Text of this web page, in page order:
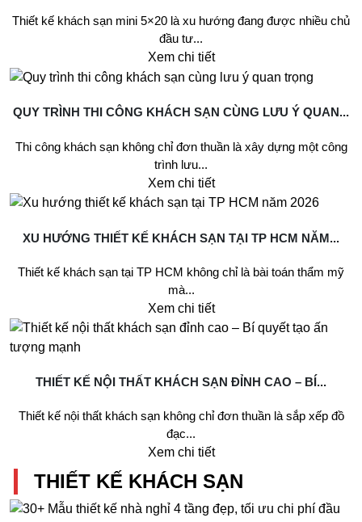
Thiết kế khách sạn mini 5×20 là xu hướng đang được nhiều chủ
đầu tư...
Xem chi tiết
QUY TRÌNH THI CÔNG KHÁCH SẠN CÙNG LƯU Ý QUAN...
Thi công khách sạn không chỉ đơn thuần là xây dựng một công
trình lưu...
Xem chi tiết
XU HƯỚNG THIẾT KẾ KHÁCH SẠN TẠI TP HCM NĂM...
Thiết kế khách sạn tại TP HCM không chỉ là bài toán thẩm mỹ
mà...
Xem chi tiết
THIẾT KẾ NỘI THẤT KHÁCH SẠN ĐỈNH CAO – BÍ...
Thiết kế nội thất khách sạn không chỉ đơn thuần là sắp xếp đồ
đạc...
Xem chi tiết
THIẾT KẾ KHÁCH SẠN